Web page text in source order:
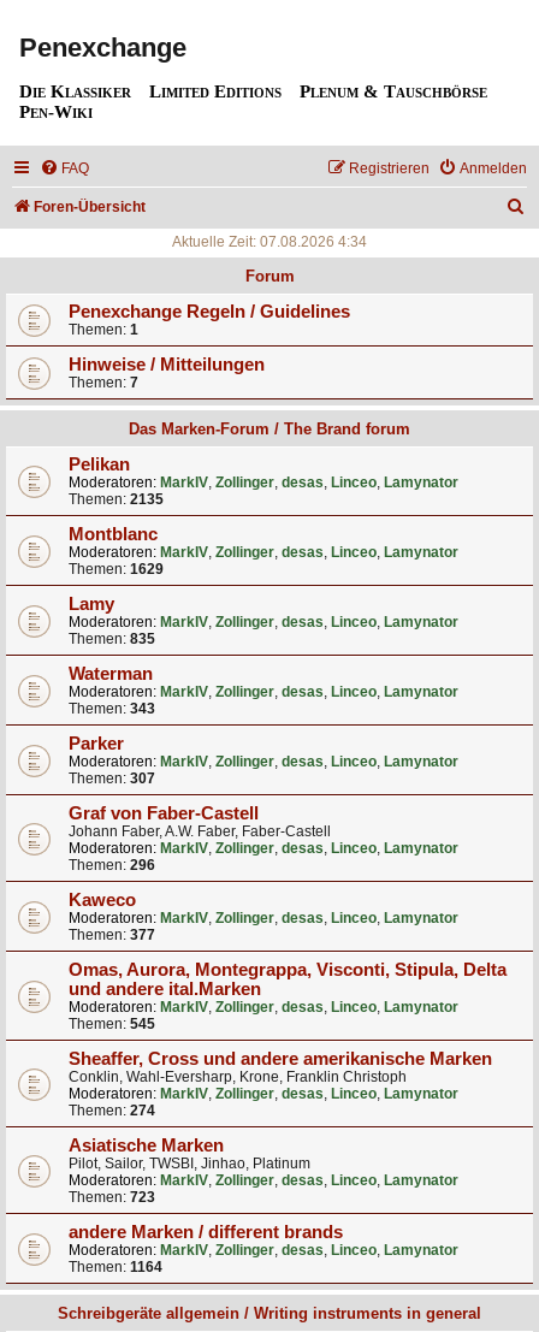
Penexchange
Die Klassiker Limited Editions
Plenum & Tauschbörse
Pen-Wiki
FAQ Anmelden
Registrieren
Foren-Übersicht
Aktuelle Zeit: 07.08.2026 4:34
Forum
Penexchange Regeln / Guidelines
Themen: 1
Hinweise / Mitteilungen
Themen: 7
Das Marken-Forum / The Brand forum
Pelikan
Moderatoren: MarkIV, Zollinger, desas, Linceo, Lamynator
Themen: 2135
Montblanc
Moderatoren: MarkIV, Zollinger, desas, Linceo, Lamynator
Themen: 1629
Lamy
Moderatoren: MarkIV, Zollinger, desas, Linceo, Lamynator
Themen: 835
Waterman
Moderatoren: MarkIV, Zollinger, desas, Linceo, Lamynator
Themen: 343
Parker
Moderatoren: MarkIV, Zollinger, desas, Linceo, Lamynator
Themen: 307
Graf von Faber-Castell
Johann Faber, A.W. Faber, Faber-Castell
Moderatoren: MarkIV, Zollinger, desas, Linceo, Lamynator
Themen: 296
Kaweco
Moderatoren: MarkIV, Zollinger, desas, Linceo, Lamynator
Themen: 377
Omas, Aurora, Montegrappa, Visconti, Stipula, Delta
und andere ital.Marken
Moderatoren: MarkIV, Zollinger, desas, Linceo, Lamynator
Themen: 545
Sheaffer, Cross und andere amerikanische Marken
Conklin, Wahl-Eversharp, Krone, Franklin Christoph
Moderatoren: MarkIV, Zollinger, desas, Linceo, Lamynator
Themen: 274
Asiatische Marken
Pilot, Sailor, TWSBI, Jinhao, Platinum
Moderatoren: MarkIV, Zollinger, desas, Linceo, Lamynator
Themen: 723
andere Marken / different brands
Moderatoren: MarkIV, Zollinger, desas, Linceo, Lamynator
Themen: 1164
Schreibgeräte allgemein / Writing instruments in general